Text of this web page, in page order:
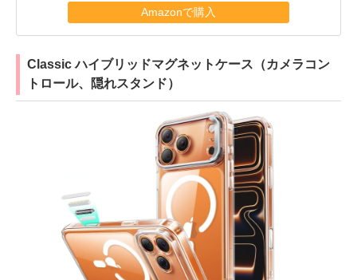
Amazonで購入
Classic ハイブリッドマグネットケース（カメラコン
トロール、隠れスタンド）